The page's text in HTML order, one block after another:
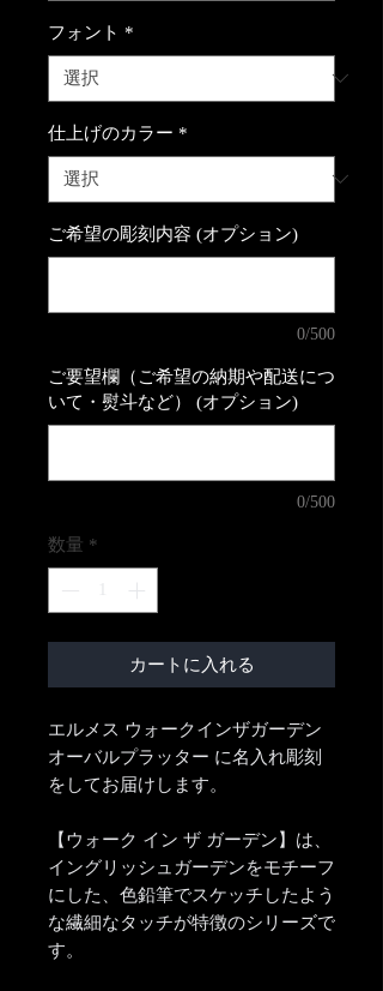
フォント *
仕上げのカラー *
ご希望の彫刻内容 (オプション)
0/500
ご要望欄（ご希望の納期や配送につ
いて・熨斗など） (オプション)
0/500
数量 *
カートに入れる
エルメス ウォークインザガーデン
オーバルプラッター に名入れ彫刻
をしてお届けします。
【ウォーク イン ザ ガーデン】は、
イングリッシュガーデンをモチーフ
にした、色鉛筆でスケッチしたよう
な繊細なタッチが特徴のシリーズで
す。